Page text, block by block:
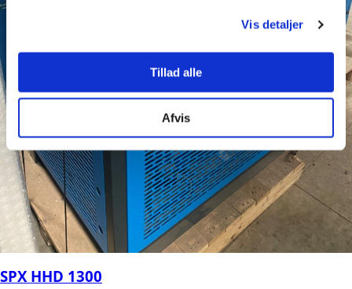
Vis detaljer
Tillad alle
Afvis
SPX HHD 1300